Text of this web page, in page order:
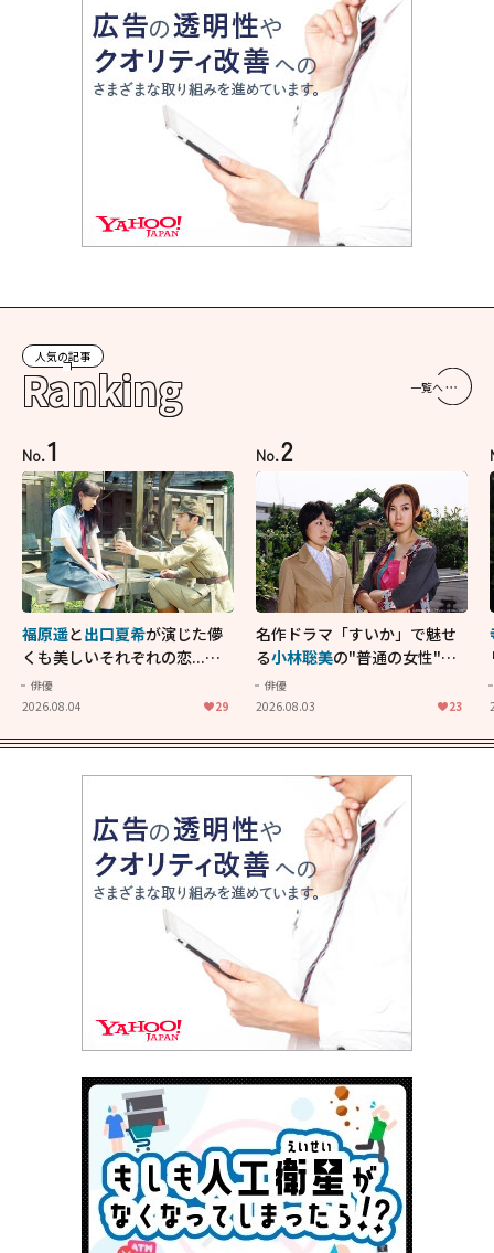
人気の記事
Ranking 一覧へ
No.1
福原遥と出口夏希が演じた儚
くも美しいそれぞれの恋...生
きることの尊さを教えてくれ
た映画「あの花が咲く丘で、
俳優
2026.08.04
29
No.2
名作ドラマ「すいか」で魅せ
る小林聡美の"普通の女性"が
大人に刺さる...映画「かもめ
食堂」にも通じる静かな芝居
俳優
2026.08.03
23